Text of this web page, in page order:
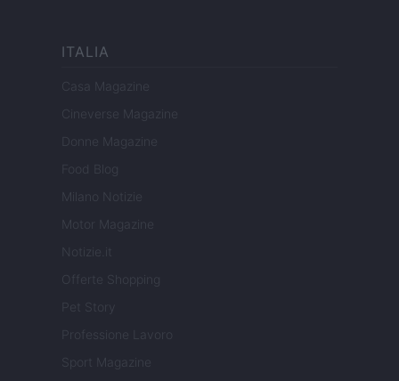
ITALIA
Casa Magazine
Cineverse Magazine
Donne Magazine
Food Blog
Milano Notizie
Motor Magazine
Notizie.it
Offerte Shopping
Professione Lavoro
Sport Magazine